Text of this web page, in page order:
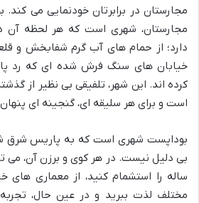
مجارستان در برابرتان خودنمایی می کند.
مجارستان، شهری است که هر لحظه آن
دارد؛ از حمام های آب گرم شفابخش و
خیابان های سنگ فرش شده ای که رد
کرده اند. این شهر، تلفیقی بی نظیر از
است و برای هر سلیقه ای، گنجینه ای
بوداپست شهری است که به پاریس شرق
بی دلیل نیست. در هر کوی و برزن آن، می
ساله را استشمام کنید، از معماری
مختلف لذت ببرید و در عین حال،